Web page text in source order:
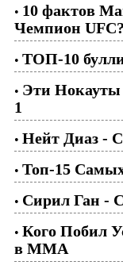
• 10 фактов
Чемпион UFC?
• ТОП-10
• Эти Нокауты
1
• Нейт Диаз -
• Топ-15
• Сирил Ган -
• Кого Побил
в ММА